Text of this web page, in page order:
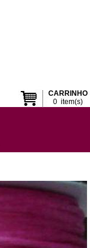
CARRINHO
0item(s)